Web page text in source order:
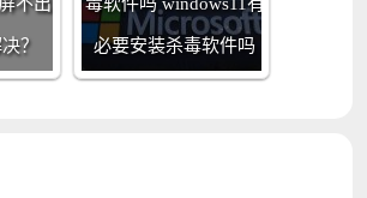
？ 必要安装杀毒软件吗